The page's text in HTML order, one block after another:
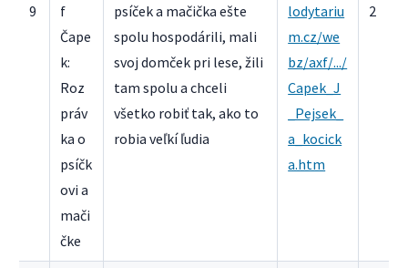
9
f
Čape
k:
Roz
práv
ka o
psíčk
ovi a
mači
čke
psíček a mačička ešte
spolu hospodárili, mali
svoj domček pri lese, žili
tam spolu a chceli
všetko robiť tak, ako to
robia veľkí ľudia
lodytariu
m.cz/we
bz/axf/.../
Capek_J
_Pejsek_
a_kocick
a.htm
2